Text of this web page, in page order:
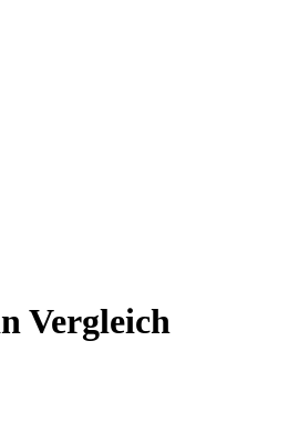
Vergleich